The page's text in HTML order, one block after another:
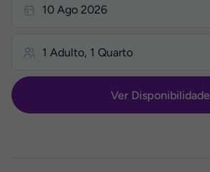
Ver Disponibilidade